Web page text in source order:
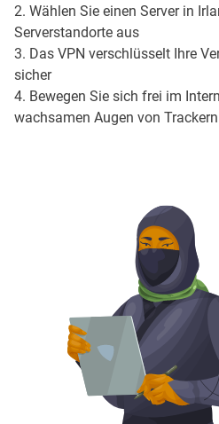
2. Wählen Sie einen Server in
Serverstandorte aus
3. Das VPN verschlüsselt Ihre
sicher
4. Bewegen Sie sich frei im
wachsamen Augen von Trackern